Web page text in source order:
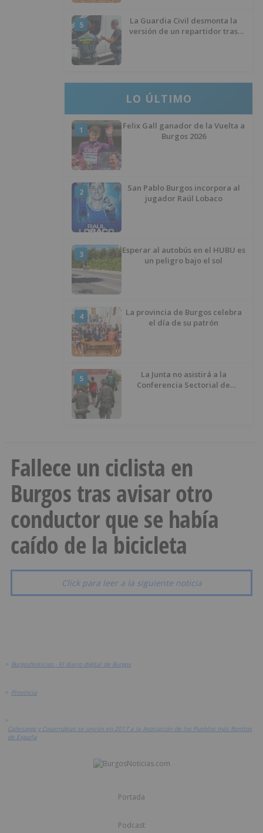
5
La Guardia Civil desmonta la
versión de un repartidor tras
LO ÚLTIMO
1
Felix Gall ganador de la Vuelta a
Burgos 2026
2
San Pablo Burgos incorpora al
jugador Raúl Lobaco
3
Esperar al autobús en el HUBU es
un peligro bajo el sol
4
La provincia de Burgos celebra
el día de su patrón
5
La Junta no asistirá a la
Conferencia Sectorial de
Fallece un ciclista en
Burgos tras avisar otro
conductor que se había
caído de la bicicleta
Click para leer a la siguiente noticia
> BurgosNoticias - El diario digital de Burgos
> Provincia
>
Caleruega y Covarrubias se unirán en 2017 a la Asociación de los Pueblos más Bonitos
de España
Portada
Podcast